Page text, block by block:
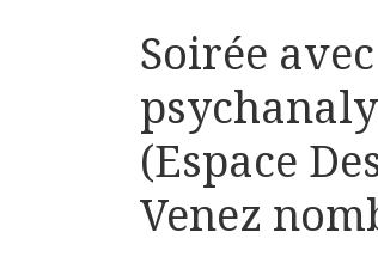
Soirée
(Espace
Venez